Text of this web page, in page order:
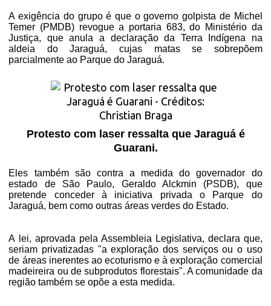
A exigência do grupo é que o governo golpista de Michel
Temer (PMDB) revogue a portaria 683, do Ministério da
Justiça, que anula a declaração da Terra Indígena na
aldeia do Jaraguá, cujas matas se sobrepõem
parcialmente ao Parque do Jaraguá.
Protesto com laser ressalta que Jaraguá é
Guarani.
Eles também são contra a medida do governador do
estado de São Paulo, Geraldo Alckmin (PSDB), que
pretende conceder à iniciativa privada o Parque do
Jaraguá, bem como outras áreas verdes do Estado.
A lei, aprovada pela Assembleia Legislativa, declara que,
seriam privatizadas "a exploração dos serviços ou o uso
de áreas inerentes ao ecoturismo e à exploração comercial
madeireira ou de subprodutos florestais". A comunidade da
região também se opõe a esta medida.